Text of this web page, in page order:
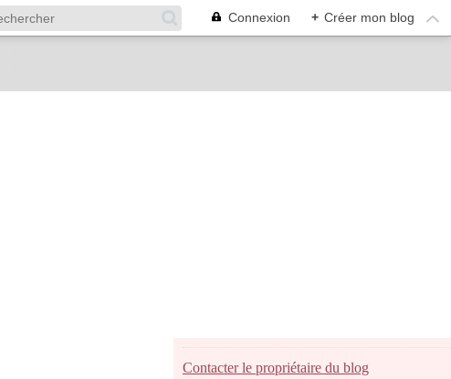
Connexion + Créer mon blog
Contacter le propriétaire du blog